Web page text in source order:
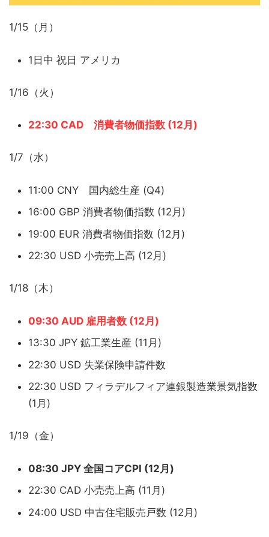
1/15（月）
1日中 祝日 アメリカ
1/16（火）
22:30 CAD 消費者物価指数 (12月)
1/7（水）
11:00 CNY 国内総生産 (Q4)
16:00 GBP 消費者物価指数 (12月)
19:00 EUR 消費者物価指数 (12月)
22:30 USD 小売売上高 (12月)
1/18（木）
09:30 AUD 雇用者数 (12月)
13:30 JPY 鉱工業生産 (11月)
22:30 USD 失業保険申請件数
22:30 USD フィラデルフィア連銀製造業景気指数
(1月)
1/19（金）
08:30 JPY 全国コアCPI (12月)
22:30 CAD 小売売上高 (11月)
24:00 USD 中古住宅販売戸数 (12月)